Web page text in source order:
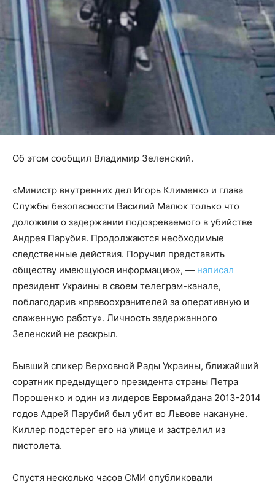
Об этом сообщил Владимир Зеленский.
«Министр внутренних дел Игорь Клименко и глава
Службы безопасности Василий Малюк только что
доложили о задержании подозреваемого в убийстве
Андрея Парубия. Продолжаются необходимые
следственные действия. Поручил представить
обществу имеющуюся информацию», — написал
президент Украины в своем телеграм-канале,
поблагодарив «правоохранителей за оперативную и
слаженную работу». Личность задержанного
Зеленский не раскрыл.
Бывший спикер Верховной Рады Украины, ближайший
соратник предыдущего президента страны Петра
Порошенко и один из лидеров Евромайдана 2013-2014
годов Адрей Парубий был убит во Львове накануне.
Киллер подстерег его на улице и застрелил из
пистолета.
Спустя несколько часов СМИ опубликовали